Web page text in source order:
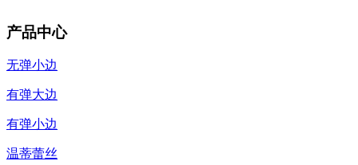
产品中心
无弹小边
有弹大边
有弹小边
温蒂蕾丝